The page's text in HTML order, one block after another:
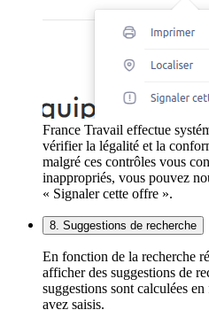
France Travail effectue
vérifier la légalité et la
malgré ces contrôles vous
inappropriés, vous pouvez
« Signaler cette offre ».
8. Suggestions de recherche
En fonction de la recherche
afficher des suggestions de
suggestions sont calculées
avez saisis.